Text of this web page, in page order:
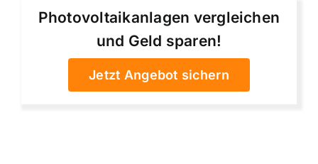
Photovoltaikanlagen vergleichen
und Geld sparen!
Jetzt Angebot sichern